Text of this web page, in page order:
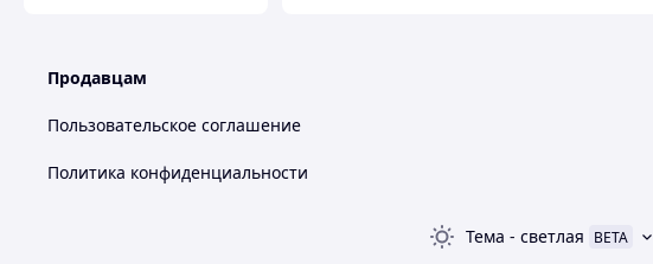
Продавцам
Пользовательское соглашение
Политика конфиденциальности
Тема - светлая BETA